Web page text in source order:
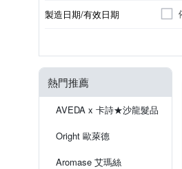
品牌名稱
製造日期/有效日期
熱門推薦
AVEDA x 卡詩★沙龍髮品
Oright 歐萊德
Aromase 艾瑪絲